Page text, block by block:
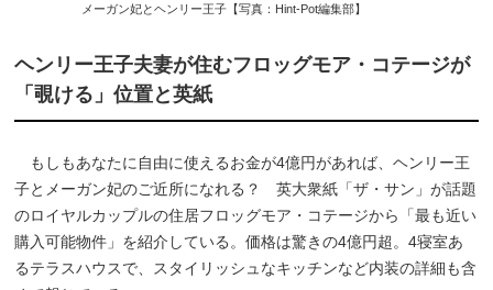
メーガン妃とヘンリー王子【写真：Hint-Pot編集部】
ヘンリー王子夫妻が住むフロッグモア・コテージが
「覗ける」位置と英紙
もしもあなたに自由に使えるお金が4億円があれば、ヘンリー王
子とメーガン妃のご近所になれる？ 英大衆紙「ザ・サン」が話題
のロイヤルカップルの住居フロッグモア・コテージから「最も近い
購入可能物件」を紹介している。価格は驚きの4億円超。4寝室あ
るテラスハウスで、スタイリッシュなキッチンなど内装の詳細も含